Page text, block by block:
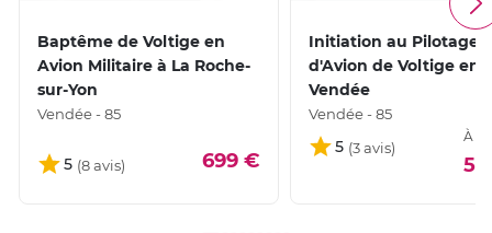
Baptême de Voltige en
Avion Militaire à La Roche-
sur-Yon
Vendée - 85
5 699 €
Initiation au Pilotage
d'Avion de Voltige en
Vendée
Vendée - 85
5
À